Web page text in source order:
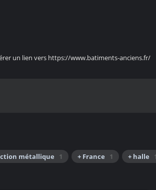
un lien vers https://www.batiments-anciens.fr/
métallique 1 + France 1 + halle 1